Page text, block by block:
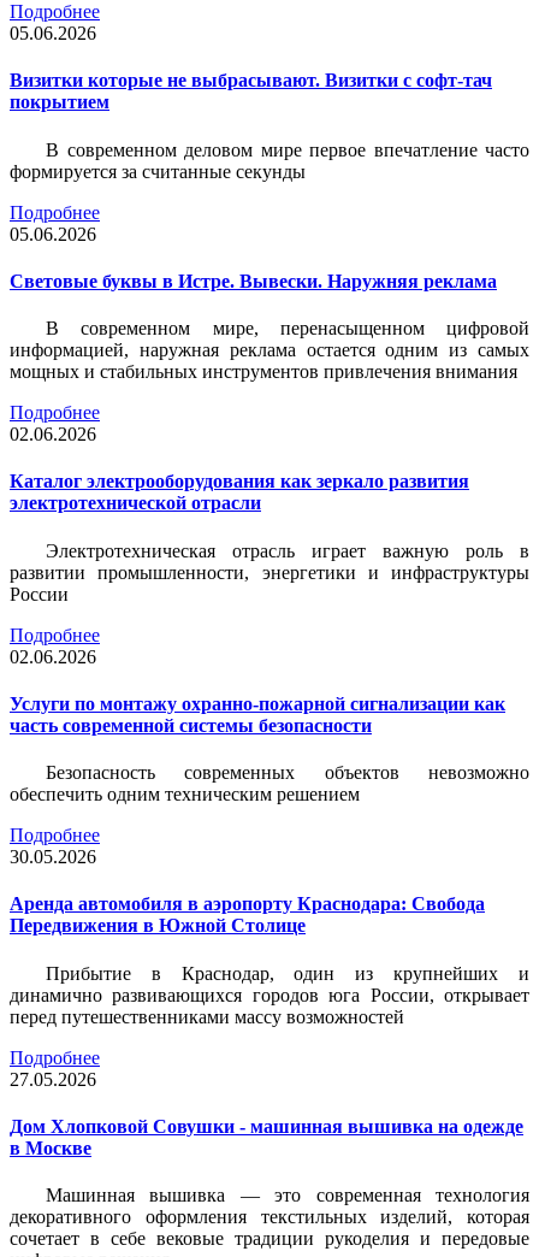
Подробнее
05.06.2026
Визитки которые не выбрасывают. Визитки с софт-тач
покрытием
В современном деловом мире первое впечатление часто
формируется за считанные секунды
Подробнее
05.06.2026
Световые буквы в Истре. Вывески. Наружняя реклама
В современном мире, перенасыщенном цифровой
информацией, наружная реклама остается одним из самых
мощных и стабильных инструментов привлечения внимания
Подробнее
02.06.2026
Каталог электрооборудования как зеркало развития
электротехнической отрасли
Электротехническая отрасль играет важную роль в
развитии промышленности, энергетики и инфраструктуры
России
Подробнее
02.06.2026
Услуги по монтажу охранно-пожарной сигнализации как
часть современной системы безопасности
Безопасность современных объектов невозможно
обеспечить одним техническим решением
Подробнее
30.05.2026
Аренда автомобиля в аэропорту Краснодара: Свобода
Передвижения в Южной Столице
Прибытие в Краснодар, один из крупнейших и
динамично развивающихся городов юга России, открывает
перед путешественниками массу возможностей
Подробнее
27.05.2026
Дом Хлопковой Совушки - машинная вышивка на одежде
в Москве
Машинная вышивка — это современная технология
декоративного оформления текстильных изделий, которая
сочетает в себе вековые традиции рукоделия и передовые